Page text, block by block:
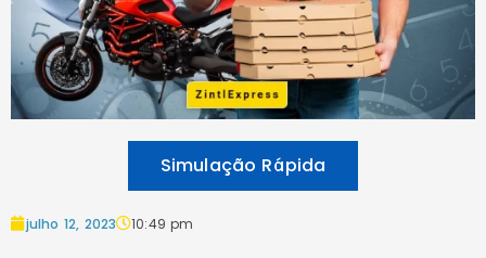
Simulação Rápida
julho 12, 2023 10:49 pm